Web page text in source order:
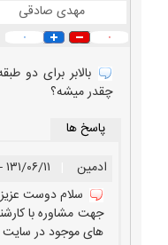
مهدی صادقی
۰ ۰
بالابر برای دو
چقدر میشه؟
پاسخ ها
ادمین
۱۳۱/۰۶/۱۱ - ۱۹:۰۱
سلام دوست عزیز
جهت مشاوره با
های موجود در سایت